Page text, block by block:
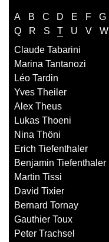
A B C D E F G
Q
R S T U V W
Claude Tabarini
Marina Tantanozi
Léo Tardin
Yves Theiler
Alex Theus
Lukas Thoeni
Nina Thöni
Erich Tiefenthaler
Benjamin Tiefenthaler
Martin Tissi
David Tixier
Bernard Tornay
Gauthier Toux
Peter Trachsel